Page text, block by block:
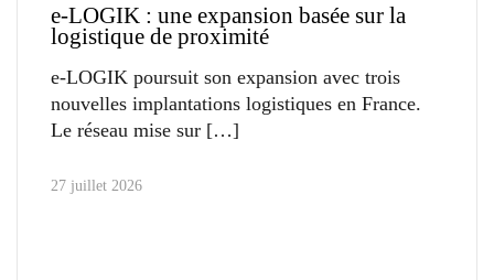
e-LOGIK : une expansion basée sur la
logistique de proximité
e-LOGIK poursuit son expansion avec trois
nouvelles implantations logistiques en France.
Le réseau mise sur
27 juillet 2026